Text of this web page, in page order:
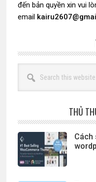
đến bản quyền xin vui
email
this
website
THỦ
Cách